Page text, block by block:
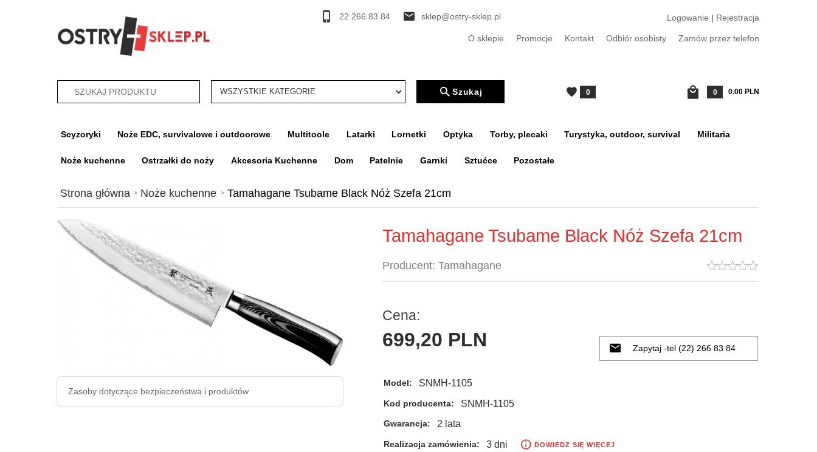
22 266 83 84 sklep@ostry-sklep.pl Logowanie | Rejestracja
O sklepie Promocje Kontakt Odbiór osobisty Zamów przez telefon
categories_searcher Szukaj 0 0.00PLN
Scyzoryki Noże EDC, survivalowe i outdoorowe Multitoole Latarki Lornetki Optyka Torby, plecaki Turystyka, outdoor, survival Militaria
Noże kuchenne Ostrzałki do noży Akcesoria Kuchenne Dom Patelnie Garnki Sztućce Pozostałe
Strona główna Noże kuchenne Tamahagane Tsubame Black Nóż Szefa 21cm
Zasoby dotyczące bezpieczeństwa i produktów
Tamahagane Tsubame Black Nóż Szefa 21cm
Producent:Tamahagane
Cena:
699,20 PLN Zapytaj -tel (22) 266 83 84
Model: SNMH-1105
Kod producenta: SNMH-1105
Gwarancja: 2 lata
Realizacja zamówienia: 3 dni DOWIEDZ SIĘ WIĘCEJ